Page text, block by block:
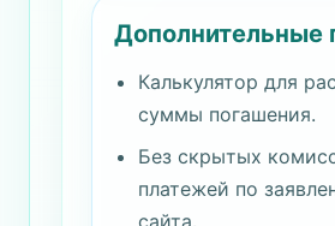
Дополнительные
Калькулятор для
суммы погашения.
Без скрытых
платежей по
сайта.